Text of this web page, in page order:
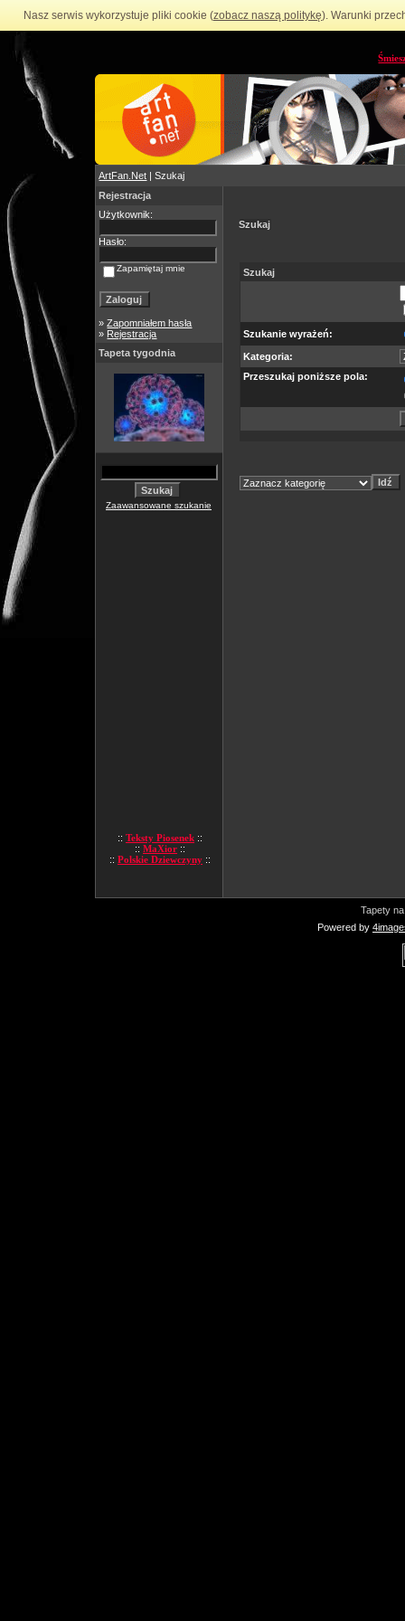
Nasz serwis wykorzystuje pliki cookie (zobacz naszą politykę). Warunki
ArtFan.Net | Szukaj
Rejestracja
Użytkownik:
Hasło:
Zapamiętaj mnie
»Zapomniałem hasła
» Rejestracja
Tapeta tygodnia
Zaawansowane szukanie
:: Teksty Piosenek ::
:: MaXior ::
:: Polskie Dziewczyny ::
Szukaj
Szukaj
Szukanie wyrażeń:
Kategoria:
Przeszukaj poniższe pola:
Tapety
Powered by